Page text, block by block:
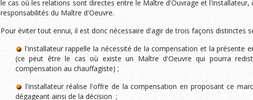
le cas où les relations sont directes entre le Maître d'Ouvrage et l'installateur,
responsabilités du Maître d'Oeuvre.
Pour éviter tout ennui, il est donc nécessaire d'agir de trois façons distinctes
l'installateur rappelle la nécessité de la compensation et la présente
(ce peut être le cas où existe un Maître d'Oeuvre qui pourra
compensation au chauffagiste) ;
l'installateur réalise l'offre de la compensation en proposant ce
dégageant ainsi de la décision ;